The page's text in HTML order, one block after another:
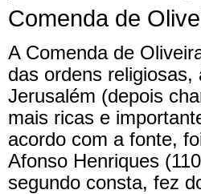
Comenda de
A Comenda de
das ordens
Jerusalém (depois
mais ricas e
acordo com a fonte,
Afonso Henriques
segundo consta, fez